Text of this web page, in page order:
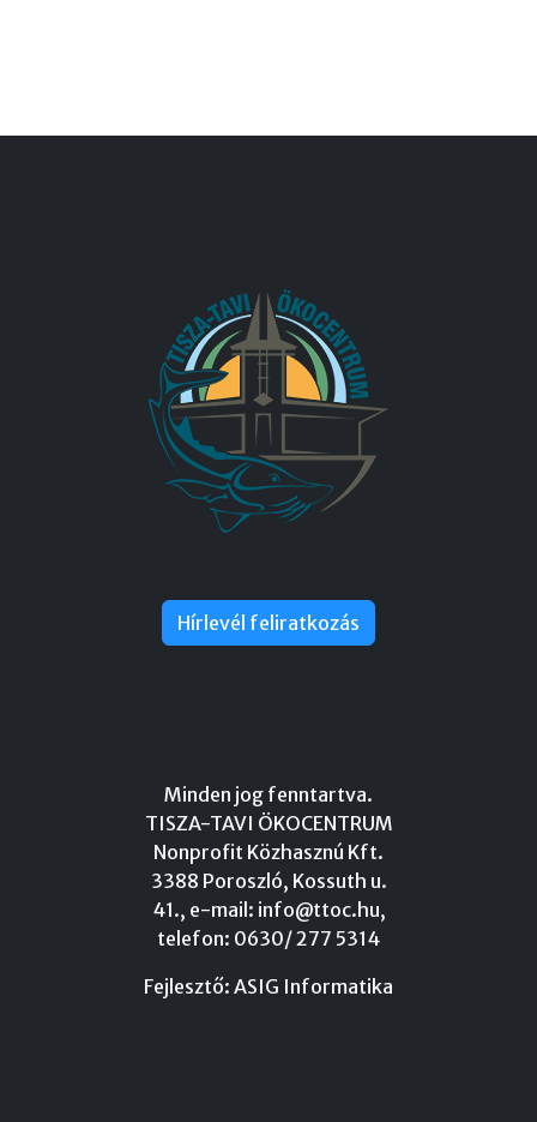
Hírlevél feliratkozás
Minden jog fenntartva.
TISZA-TAVI ÖKOCENTRUM
Nonprofit Közhasznú Kft.
3388 Poroszló, Kossuth u.
41., e-mail: info@ttoc.hu,
telefon: 0630/ 277 5314
Fejlesztő: ASIG Informatika